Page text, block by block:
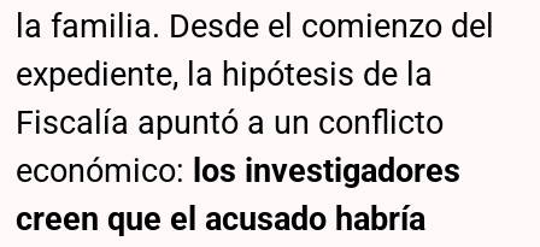
la familia. Desde el comienzo del
expediente, la hipótesis de la
Fiscalía apuntó a un conflicto
económico: los investigadores
creen que el acusado habría